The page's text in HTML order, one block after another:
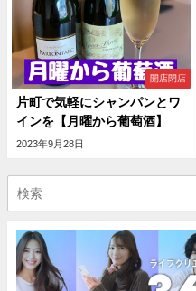
開店閉店
片町で気軽にシャンパンとワ
インを【月曜から葡萄酒】
2023年9月28日